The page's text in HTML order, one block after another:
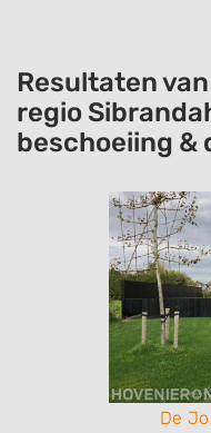
Resultaten
regio
beschoeiing &
De